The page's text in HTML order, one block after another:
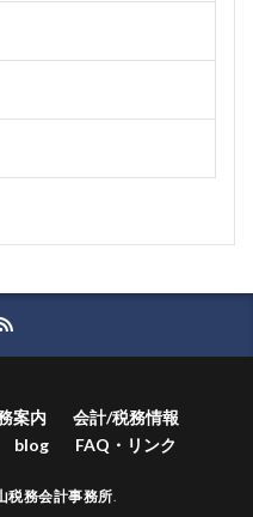
案内
会計/税務情報
blog FAQ・リンク
税務会計事務所.